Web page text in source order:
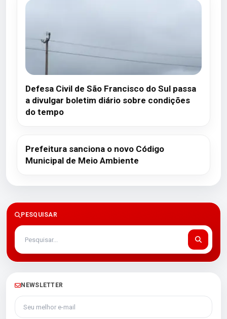
Defesa Civil de São Francisco do Sul passa
a divulgar boletim diário sobre condições
do tempo
Prefeitura sanciona o novo Código
Municipal de Meio Ambiente
PESQUISAR
NEWSLETTER
Seu melhor e-mail